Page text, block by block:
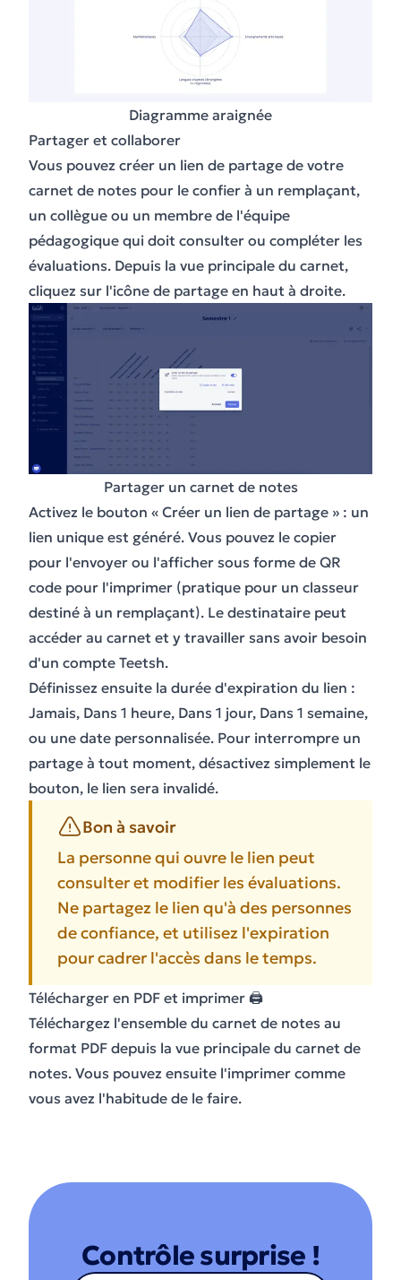
Diagramme araignée
Partager et collaborer
Vous pouvez créer un lien de partage de votre
carnet de notes pour le confier à un remplaçant,
un collègue ou un membre de l'équipe
pédagogique qui doit consulter ou compléter les
évaluations. Depuis la vue principale du carnet,
cliquez sur l'icône de partage en haut à droite.
Partager un carnet de notes
Activez le bouton « Créer un lien de partage » : un
lien unique est généré. Vous pouvez le copier
pour l'envoyer ou l'afficher sous forme de QR
code pour l'imprimer (pratique pour un classeur
destiné à un remplaçant). Le destinataire peut
accéder au carnet et y travailler sans avoir besoin
d'un compte Teetsh.
Définissez ensuite la durée d'expiration du lien :
Jamais, Dans 1 heure, Dans 1 jour, Dans 1 semaine,
ou une date personnalisée. Pour interrompre un
partage à tout moment, désactivez simplement le
bouton, le lien sera invalidé.
Bon à savoir
La personne qui ouvre le lien peut
consulter et modifier les évaluations.
Ne partagez le lien qu'à des personnes
de confiance, et utilisez l'expiration
pour cadrer l'accès dans le temps.
Télécharger en PDF et imprimer 🖨️
Téléchargez l'ensemble du carnet de notes au
format PDF depuis la vue principale du carnet de
notes. Vous pouvez ensuite l'imprimer comme
vous avez l'habitude de le faire.
Contrôle surprise !